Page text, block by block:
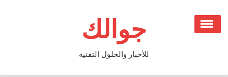
content
جوالك
للأخبار والحلول التقنية